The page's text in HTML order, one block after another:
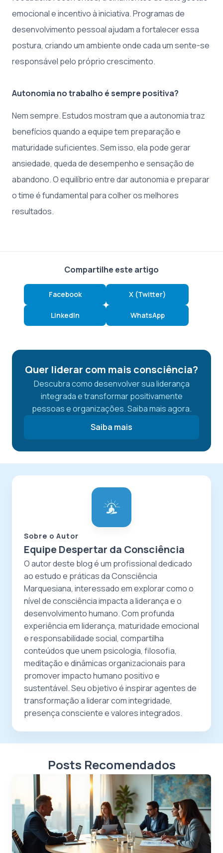
emocional e incentivo à iniciativa. Programas de
desenvolvimento pessoal ajudam a fortalecer essa
postura, criando um ambiente onde cada um sente-se
responsável pelo próprio crescimento.
Autonomia no trabalho é sempre positiva?
Nem sempre. Estudos mostram que a autonomia traz
benefícios quando a equipe tem preparação e
maturidade suficientes. Sem isso, ela pode gerar
ansiedade, queda de desempenho e sensação de
abandono. O equilíbrio entre dar autonomia e preparar
o time é fundamental para colher os melhores
resultados.
Compartilhe este artigo
Facebook X (Twitter)
LinkedIn WhatsApp
Quer liderar com mais consciência?
Descubra como desenvolver sua liderança
integrada e transformar positivamente
pessoas e organizações. Saiba mais agora.
Saiba mais
Sobre o Autor
Equipe Despertar da Consciência
O autor deste blog é um profissional dedicado
ao estudo e práticas da Consciência
Marquesiana, interessado em explorar como o
nível de consciência impacta a liderança e o
desenvolvimento humano. Com profunda
experiência em liderança, maturidade emocional
e responsabilidade social, compartilha
conteúdos que unem psicologia, filosofia,
meditação e dinâmicas organizacionais para
promover impacto humano positivo e
sustentável. Seu objetivo é inspirar agentes de
transformação a liderar com integridade,
presença consciente e valores integrados.
Posts Recomendados